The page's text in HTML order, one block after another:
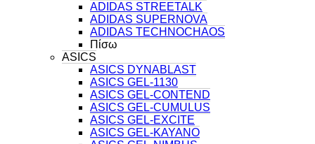
ADIDAS STREETALK
ADIDAS SUPERNOVA
ADIDAS TECHNOCHAOS
Πίσω
ASICS
ASICS DYNABLAST
ASICS GEL-1130
ASICS GEL-CONTEND
ASICS GEL-CUMULUS
ASICS GEL-EXCITE
ASICS GEL-KAYANO